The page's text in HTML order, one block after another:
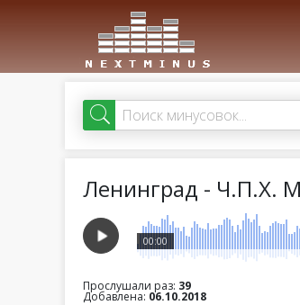
Ленинград - Ч.П.Х.
00:00
Прослушали раз: 39
Добавлена: 06.10.2018